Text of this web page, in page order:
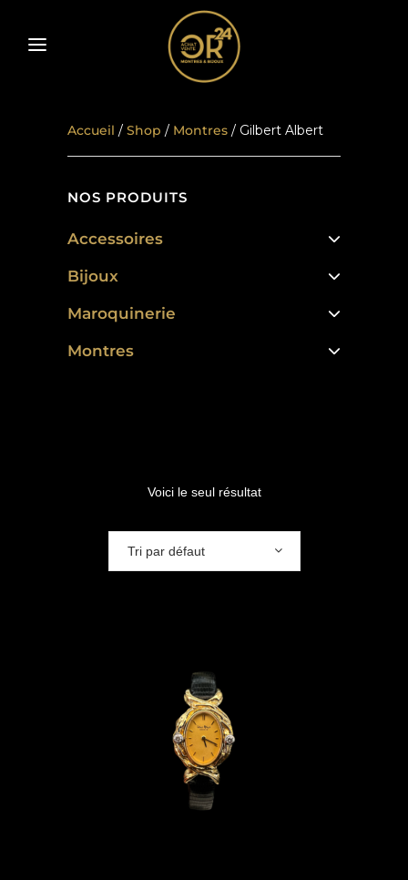
NOS PRODUITS
Accessoires
Bijoux
Maroquinerie
Montres
Accueil / Shop / Montres / Gilbert Albert
Voici le seul résultat
Tri par défaut